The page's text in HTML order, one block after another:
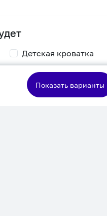
Детская кроватка
Двухъярусная
кровать
Показать варианты